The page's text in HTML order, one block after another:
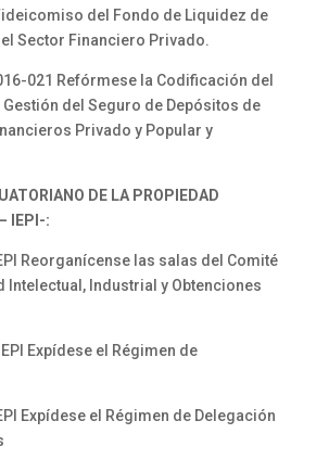
del Fondo de Liquidez de
Sector Financiero Privado.
021 Refórmese la Codificación del
Gestión del Seguro de Depósitos de
Privado y Popular y
DE LA PROPIEDAD
IEPI-:
Reorganícense las salas del Comité
Intelectual, Industrial y Obtenciones
Expídese el Régimen de
Expídese el Régimen de Delegación